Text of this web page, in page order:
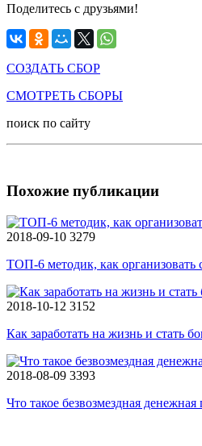
Поделитесь с друзьями!
СОЗДАТЬ СБОР
СМОТРЕТЬ СБОРЫ
поиск по сайту
Похожие публикации
2018-09-10 3279
ТОП-6 методик, как организовать
2018-10-12 3152
Как заработать на жизнь и стать
2018-08-09 3393
Что такое безвозмездная